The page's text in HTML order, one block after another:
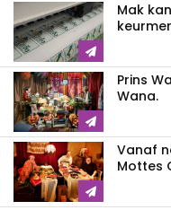
Mak
Prins
Wana.
Vanaf
Mottes